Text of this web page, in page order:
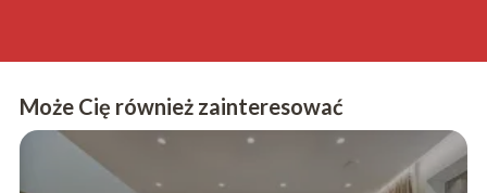
Może Cię również zainteresować